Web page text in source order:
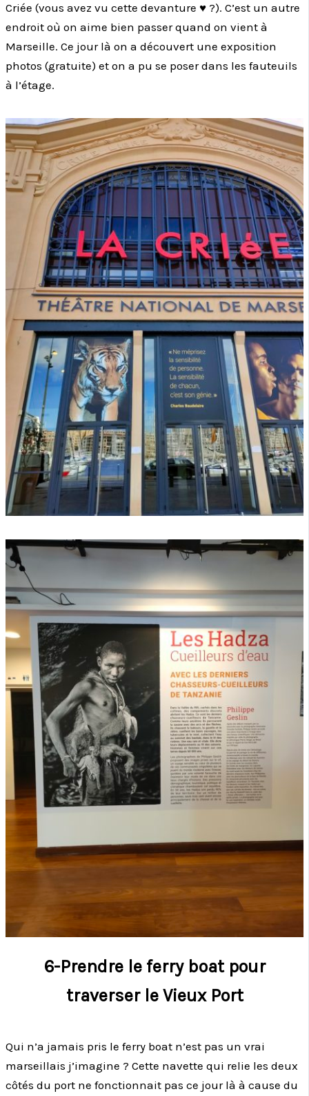
Criée (vous avez vu cette devanture ♥ ?). C’est un autre
endroit où on aime bien passer quand on vient à
Marseille. Ce jour là on a découvert une exposition
photos (gratuite) et on a pu se poser dans les fauteuils
à l’étage.
6-Prendre le ferry boat pour
traverser le Vieux Port
Qui n’a jamais pris le ferry boat n’est pas un vrai
marseillais j’imagine ? Cette navette qui relie les deux
côtés du port ne fonctionnait pas ce jour là à cause du